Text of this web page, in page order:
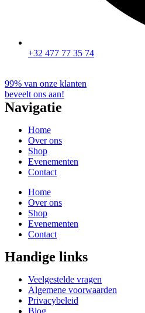
+32 477 77 35 74
99% van onze klanten
beveelt ons aan!
Navigatie
Home
Over ons
Shop
Evenementen
Contact
Home
Over ons
Shop
Evenementen
Contact
Handige links
Veelgestelde vragen
Algemene voorwaarden
Privacybeleid
Blog